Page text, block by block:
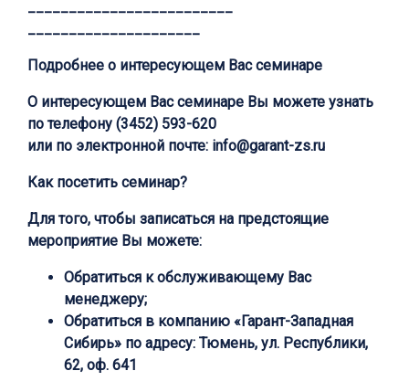
_________________________
_____________________
Подробнее о интересующем Вас семинаре
О интересующем Вас семинаре Вы можете узнать
по телефону (3452) 593-620
или по электронной почте: info@garant-zs.ru
Как посетить семинар?
Для того, чтобы записаться на предстоящие
мероприятие Вы можете:
Обратиться к обслуживающему Вас
менеджеру;
Обратиться в компанию «Гарант-Западная
Сибирь» по адресу: Тюмень, ул. Республики,
62, оф. 641